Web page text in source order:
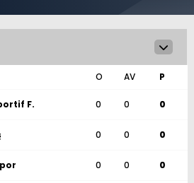
O AV P
F. 0 0 0
0 0 0
0 0 0